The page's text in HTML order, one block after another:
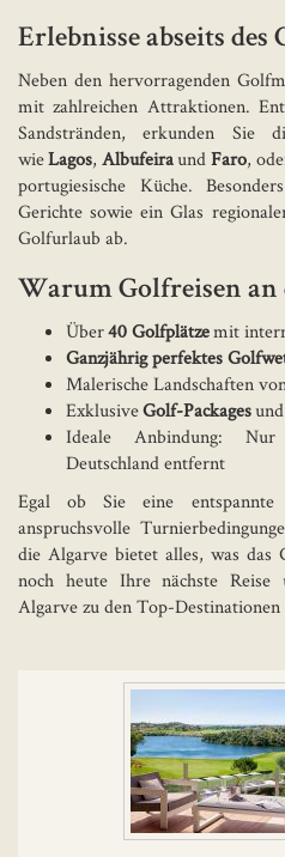
Erlebnisse abseits des
Neben den hervorragenden
mit zahlreichen Attraktionen.
Sandstränden, erkunden Sie
wieLagos, AlbufeiraundFaro,
portugiesische Küche.
Gerichte sowie ein Glas
Golfurlaub ab.
Warum Golfreisen an
Über40 Golfplätzemit
Ganzjährig perfektes
Malerische Landschaften
ExklusiveGolf-Packages
Ideale Anbindung:
Deutschland entfernt
Egal ob Sie eine
anspruchsvolle
die Algarve bietet alles, was das
noch heute Ihre nächste
Algarve zu den Top-